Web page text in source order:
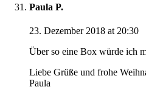
Paula P.
23. Dezember 2018 at 20:30
Über so eine Box würde ich
Liebe Grüße und frohe
Paula